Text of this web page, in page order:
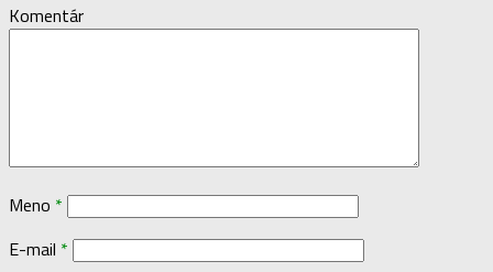
Komentár
Meno *
E-mail *